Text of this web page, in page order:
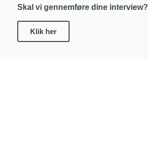
Skal vi gennemføre dine interview?
Klik her